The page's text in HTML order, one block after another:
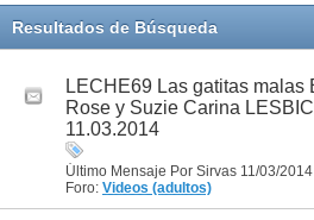
Resultados de Búsqueda
LECHE69 Las gatitas malas
Rose y Suzie Carina
11.03.2014
Último Mensaje Por Sirvas 11/03/2014
Foro: Videos (adultos)